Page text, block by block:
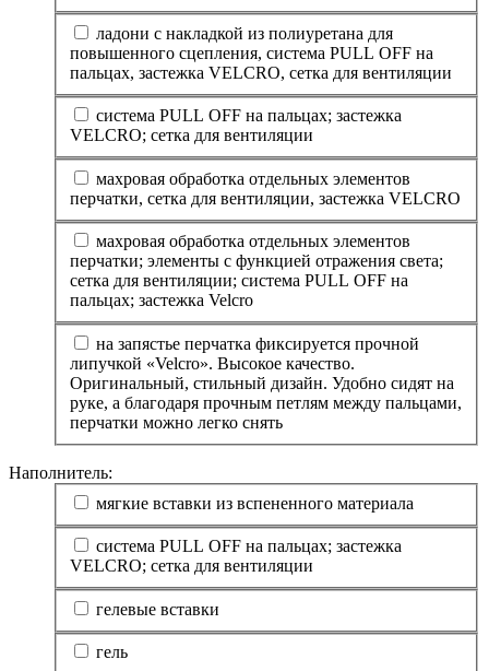
ладони с накладкой из полиуретана для
повышенного сцепления, система PULL OFF на
пальцах, застежка VELCRO, сетка для вентиляции
система PULL OFF на пальцах; застежка
VELCRO; сетка для вентиляции
махровая обработка отдельных элементов
перчатки, сетка для вентиляции, застежка VELCRO
махровая обработка отдельных элементов
перчатки; элементы с функцией отражения света;
сетка для вентиляции; система PULL OFF на
пальцах; застежка Velcro
на запястье перчатка фиксируется прочной
липучкой «Velcro». Высокое качество.
Оригинальный, стильный дизайн. Удобно сидят на
руке, а благодаря прочным петлям между пальцами,
перчатки можно легко снять
Наполнитель:
мягкие вставки из вспененного материала
система PULL OFF на пальцах; застежка
VELCRO; сетка для вентиляции
гелевые вставки
гель